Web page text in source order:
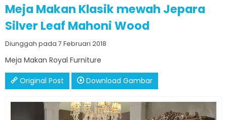
Meja Makan Klasik mewah Jepara
Silver Leaf Mahoni Wood
Diunggah pada 7 Februari 2018
Meja Makan Royal Furniture
Original Post Download Gambar